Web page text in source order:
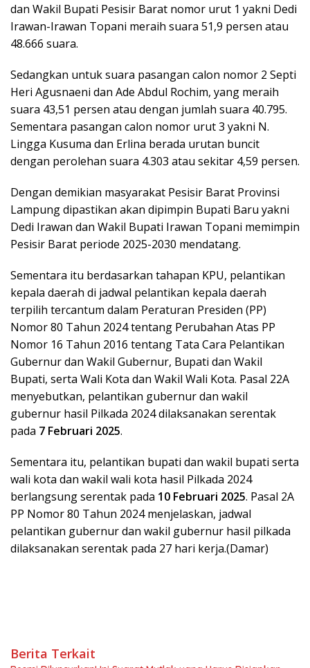
dan Wakil Bupati Pesisir Barat nomor urut 1 yakni Dedi
Irawan-Irawan Topani meraih suara 51,9 persen atau
48.666 suara.
Sedangkan untuk suara pasangan calon nomor 2 Septi
Heri Agusnaeni dan Ade Abdul Rochim, yang meraih
suara 43,51 persen atau dengan jumlah suara 40.795.
Sementara pasangan calon nomor urut 3 yakni N.
Lingga Kusuma dan Erlina berada urutan buncit
dengan perolehan suara 4.303 atau sekitar 4,59 persen.
Dengan demikian masyarakat Pesisir Barat Provinsi
Lampung dipastikan akan dipimpin Bupati Baru yakni
Dedi Irawan dan Wakil Bupati Irawan Topani memimpin
Pesisir Barat periode 2025-2030 mendatang.
Sementara itu berdasarkan tahapan KPU, pelantikan
kepala daerah di jadwal pelantikan kepala daerah
terpilih tercantum dalam Peraturan Presiden (PP)
Nomor 80 Tahun 2024 tentang Perubahan Atas PP
Nomor 16 Tahun 2016 tentang Tata Cara Pelantikan
Gubernur dan Wakil Gubernur, Bupati dan Wakil
Bupati, serta Wali Kota dan Wakil Wali Kota. Pasal 22A
menyebutkan, pelantikan gubernur dan wakil
gubernur hasil Pilkada 2024 dilaksanakan serentak
pada 7 Februari 2025.
Sementara itu, pelantikan bupati dan wakil bupati serta
wali kota dan wakil wali kota hasil Pilkada 2024
berlangsung serentak pada 10 Februari 2025. Pasal 2A
PP Nomor 80 Tahun 2024 menjelaskan, jadwal
pelantikan gubernur dan wakil gubernur hasil pilkada
dilaksanakan serentak pada 27 hari kerja.(Damar)
Berita Terkait